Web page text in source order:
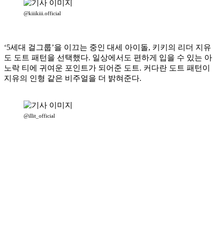
@kiiikiii.official
‘5세대 걸그룹’을 이끄는 중인 대세 아이돌, 키키의 리더 지유
도 도트 패턴을 선택했다. 일상에서도 편하게 입을 수 있는 아
노락 티에 귀여운 포인트가 되어준 도트. 커다란 도트 패턴이
지유의 인형 같은 비주얼을 더 밝혀준다.
@illit_official